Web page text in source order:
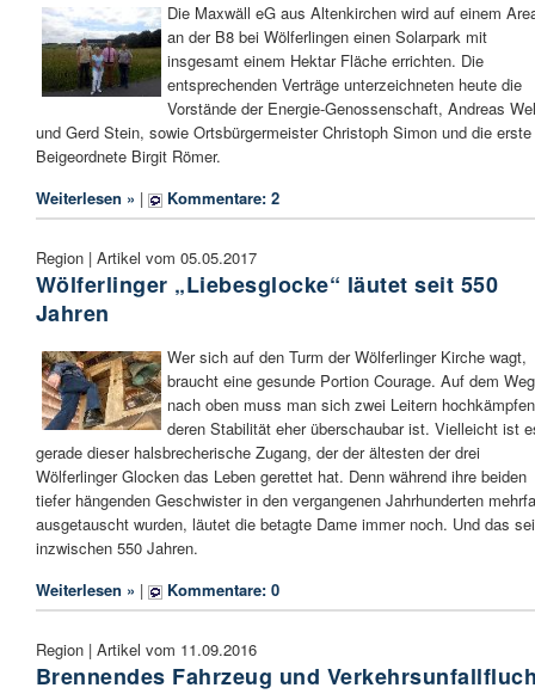
Die Maxwäll eG aus Altenkirchen wird auf einem
an der B8 bei Wölferlingen einen Solarpark mit
insgesamt einem Hektar Fläche errichten. Die
entsprechenden Verträge unterzeichneten heute die
Vorstände der Energie-Genossenschaft, Andreas
und Gerd Stein, sowie Ortsbürgermeister Christoph Simon und die erste
Beigeordnete Birgit Römer.
Weiterlesen » | Kommentare: 2
Region | Artikel vom 05.05.2017
Wölferlinger „Liebesglocke“ läutet seit 550
Jahren
Wer sich auf den Turm der Wölferlinger Kirche wagt,
braucht eine gesunde Portion Courage. Auf dem Weg
nach oben muss man sich zwei Leitern
deren Stabilität eher überschaubar ist. Vielleicht ist
gerade dieser halsbrecherische Zugang, der der ältesten der drei
Wölferlinger Glocken das Leben gerettet hat. Denn während ihre beiden
tiefer hängenden Geschwister in den vergangenen Jahrhunderten
ausgetauscht wurden, läutet die betagte Dame immer noch. Und das
inzwischen 550 Jahren.
Weiterlesen » | Kommentare: 0
Region | Artikel vom 11.09.2016
Brennendes Fahrzeug und